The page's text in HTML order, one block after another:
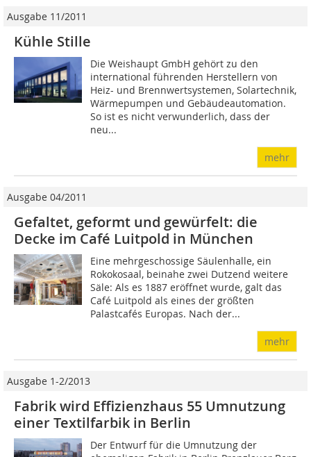
Ausgabe 11/2011
Kühle Stille
Die Weishaupt GmbH gehört zu den
international führenden Herstellern von
Heiz- und Brennwertsystemen, Solartechnik,
Wärmepumpen und Gebäudeautomation.
So ist es nicht verwunderlich, dass der
neu...
mehr
Ausgabe 04/2011
Gefaltet, geformt und gewürfelt: die
Decke im Café Luitpold in München
Eine mehrgeschossige Säulenhalle, ein
Rokokosaal, beinahe zwei Dutzend weitere
Säle: Als es 1887 eröffnet wurde, galt das
Café Luitpold als eines der größten
Palastcafés Europas. Nach der...
mehr
Ausgabe 1-2/2013
Fabrik wird Effizienzhaus 55 Umnutzung
einer Textilfarbik in Berlin
Der Entwurf für die Umnutzung der